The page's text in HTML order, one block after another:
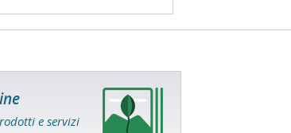
e servizi